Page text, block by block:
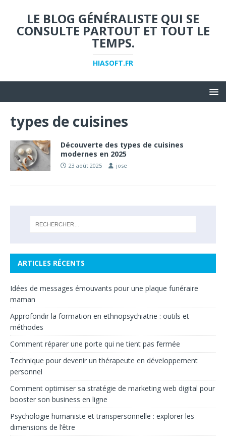
LE BLOG GÉNÉRALISTE QUI SE
CONSULTE PARTOUT ET TOUT LE
TEMPS.
HIASOFT.FR
types de cuisines
Découverte des types de cuisines
modernes en 2025
23 août 2025 jose
ARTICLES RÉCENTS
Idées de messages émouvants pour une plaque funéraire
maman
Approfondir la formation en ethnopsychiatrie : outils et
méthodes
Comment réparer une porte qui ne tient pas fermée
Technique pour devenir un thérapeute en développement
personnel
Comment optimiser sa stratégie de marketing web digital pour
booster son business en ligne
Psychologie humaniste et transpersonnelle : explorer les
dimensions de l’être